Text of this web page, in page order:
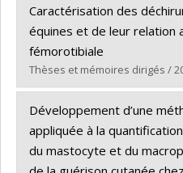
Graduate :Fortin-Trahan,
Cycle :Master's
Grade :M. Sc.
Lien vers le document dans
Caractérisation des
équines et de leur relation
fémorotibiale
Thèses et mémoires dirigés /
Graduate :Dubuc, Julia
Cycle :Master's
Grade :M. Sc.
Lien vers le document
Développement d’une
appliquée à la
du mastocyte et du